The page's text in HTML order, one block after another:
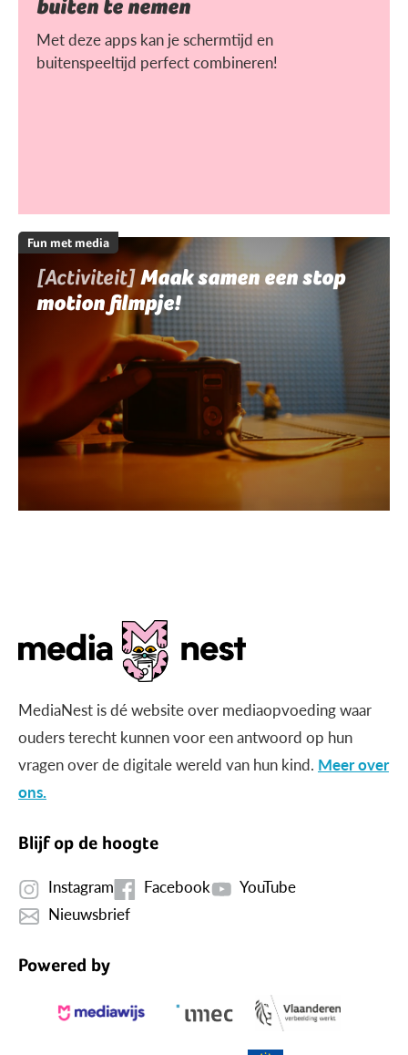
buiten te nemen
Met deze apps kan je schermtijd en
buitenspeeltijd perfect combineren!
Fun met media
[Activiteit]Maak samen een stop
motion filmpje!
MediaNest is dé website over mediaopvoeding waar
ouders terecht kunnen voor een antwoord op hun
vragen over de digitale wereld van hun kind. Meer over
ons.
Blijf op de hoogte
Instagram Facebook
YouTube
Nieuwsbrief
Powered by